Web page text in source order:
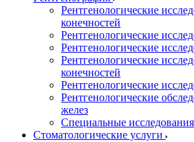
Рентгенологические
конечностей
Рентгенологические
Рентгенологические
Рентгенологические
конечностей
Рентгенологические
Рентгенологические
желез
Специальные исследования
Стоматологические услуги